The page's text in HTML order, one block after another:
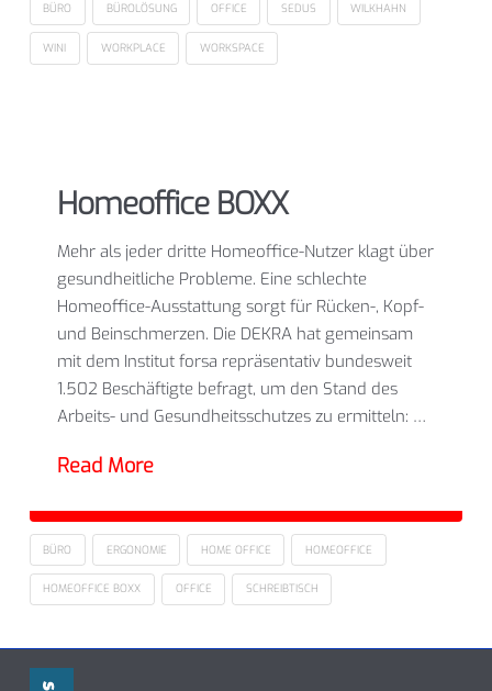
BÜRO BÜROLÖSUNG OFFICE SEDUS WILKHAHN
WINI WORKPLACE WORKSPACE
Homeoffice BOXX
Mehr als jeder dritte Homeoffice-Nutzer klagt über
gesundheitliche Probleme. Eine schlechte
Homeoffice-Ausstattung sorgt für Rücken-, Kopf-
und Beinschmerzen. Die DEKRA hat gemeinsam
mit dem Institut forsa repräsentativ bundesweit
1.502 Beschäftigte befragt, um den Stand des
Arbeits- und Gesundheitsschutzes zu ermitteln: …
Read More
BÜRO ERGONOMIE HOME OFFICE HOMEOFFICE
HOMEOFFICE BOXX OFFICE SCHREIBTISCH